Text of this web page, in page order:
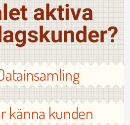
aktiva
känna kunden